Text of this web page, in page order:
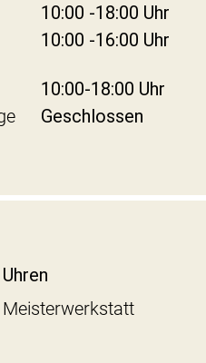
10:00 -18:00 Uhr
10:00 -16:00 Uhr
10:00-18:00 Uhr
Geschlossen
Uhren
Meisterwerkstatt